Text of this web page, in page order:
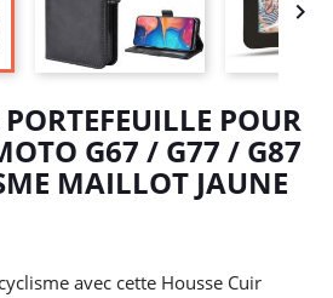

POUR
G67 / G77 / G87
MAILLOT JAUNE
avec cette Housse Cuir